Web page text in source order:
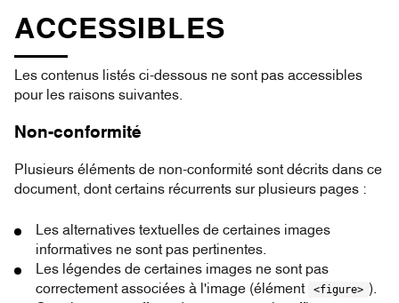
ACCESSIBLES
Les contenus listés ci-dessous ne sont pas accessibles
pour les raisons suivantes.
Non-conformité
Plusieurs éléments de non-conformité sont décrits dans ce
document, dont certains récurrents sur plusieurs pages :
Les alternatives textuelles de certaines images
informatives ne sont pas pertinentes.
Les légendes de certaines images ne sont pas
correctement associées à l'image (élément
<figure> ).